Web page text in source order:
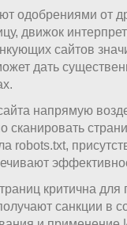
одобрениями от
движок
сайтов
дать
напрямую
robots.txt,
критична
санкции в